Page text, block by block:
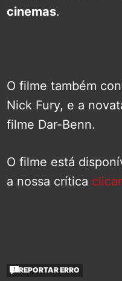
cinemas.
O filme também
Nick Fury, e a
filme Dar-Benn.
O filme está
a nossa crítica
REPORTAR ERRO